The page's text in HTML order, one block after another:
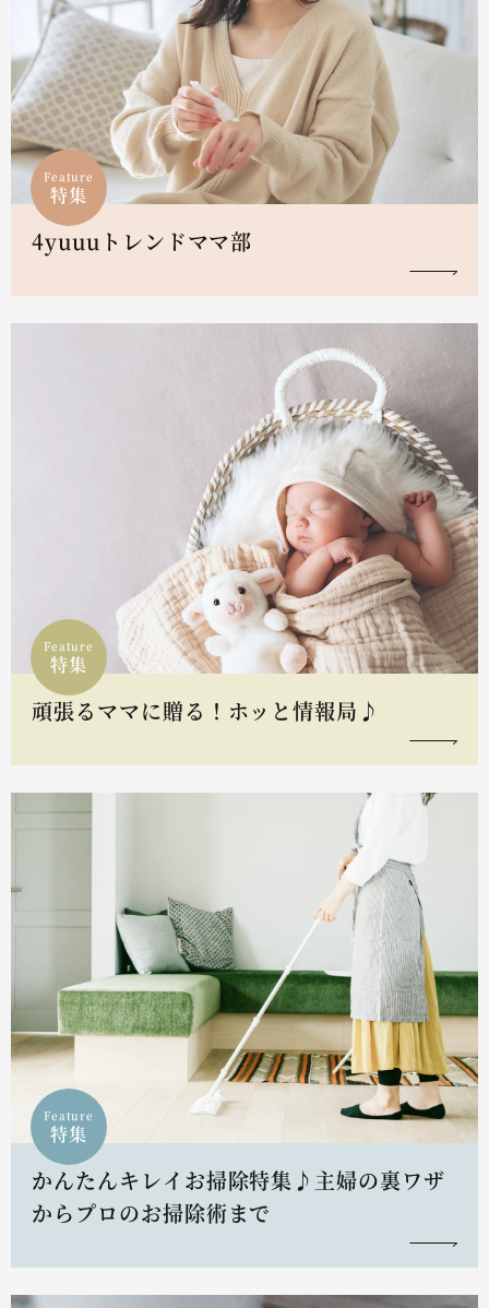
Feature
特集
4yuuuトレンドママ部
Feature
特集
頑張るママに贈る！ホッと情報局♪
Feature
特集
かんたんキレイお掃除特集♪主婦の裏ワザ
からプロのお掃除術まで